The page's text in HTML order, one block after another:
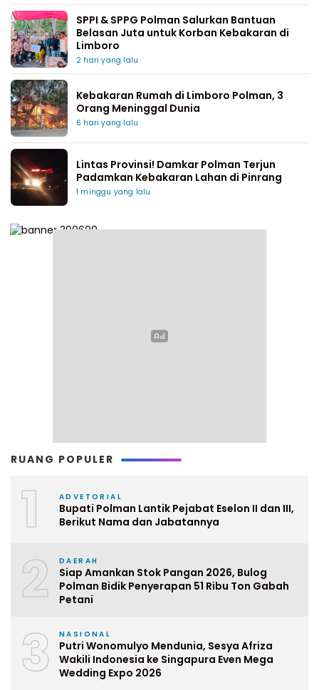
SPPI & SPPG Polman Salurkan Bantuan
Belasan Juta untuk Korban Kebakaran di
Limboro
2 hari yang lalu
Kebakaran Rumah di Limboro Polman, 3
Orang Meninggal Dunia
6 hari yang lalu
Lintas Provinsi! Damkar Polman Terjun
Padamkan Kebakaran Lahan di Pinrang
1 minggu yang lalu
RUANG POPULER
1 ADVETORIAL
Bupati Polman Lantik Pejabat Eselon II dan III,
Berikut Nama dan Jabatannya
2 DAERAH
Siap Amankan Stok Pangan 2026, Bulog
Polman Bidik Penyerapan 51 Ribu Ton Gabah
Petani
3 NASIONAL
Putri Wonomulyo Mendunia, Sesya Afriza
Wakili Indonesia ke Singapura Even Mega
Wedding Expo 2026